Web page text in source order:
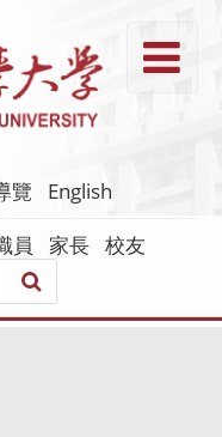
覽
English
員 家長 校友